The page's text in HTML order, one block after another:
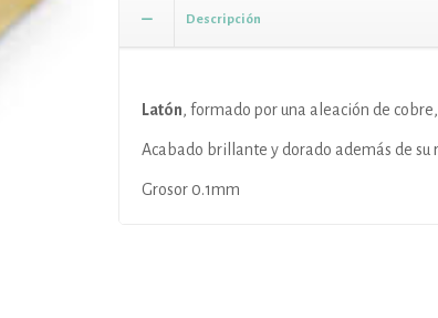
Descripción
Latón, formado por una aleación de
Acabado brillante y dorado además de su
Grosor 0.1mm